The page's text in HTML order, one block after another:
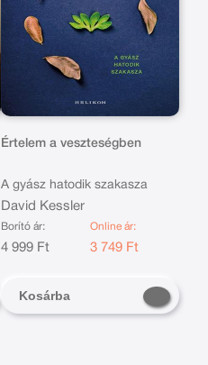
Értelem a veszteségben
A gyász hatodik szakasza
David Kessler
Borító ár:
4 999 Ft
Online ár:
3 749 Ft
Kosárba